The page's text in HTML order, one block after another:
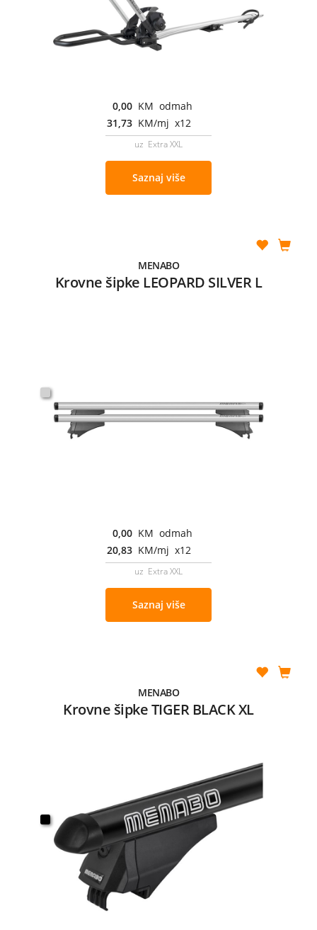
0,00 KM odmah
31,73 KM/mj x12
uz Extra XXL
Saznaj više
MENABO
Krovne šipke LEOPARD SILVER L
0,00 KM odmah
20,83 KM/mj x12
uz Extra XXL
Saznaj više
MENABO
Krovne šipke TIGER BLACK XL